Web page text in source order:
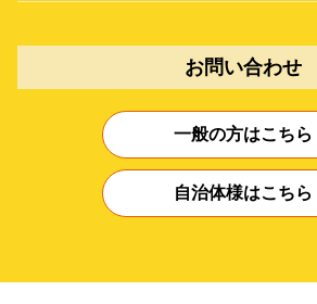
お問い合わせ
一般の方はこちら
自治体様はこちら